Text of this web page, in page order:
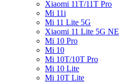
Xiaomi 11T/11T Pro
Mi 11i
Mi 11 Lite 5G
Xiaomi 11 Lite 5G NE
Mi 10 Pro
Mi 10
Mi 10T/10T Pro
Mi 10 Lite
Mi 10T Lite